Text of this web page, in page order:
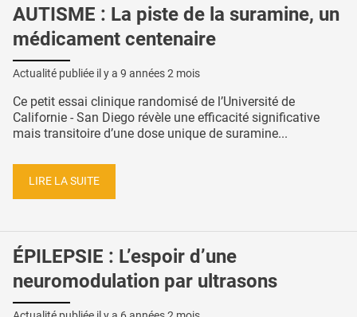
AUTISME : La piste de la suramine, un
médicament centenaire
Actualité publiée il y a 9 années 2 mois
Ce petit essai clinique randomisé de l’Université de
Californie - San Diego révèle une efficacité significative
mais transitoire d’une dose unique de suramine...
LIRE LA SUITE
ÉPILEPSIE : L’espoir d’une
neuromodulation par ultrasons